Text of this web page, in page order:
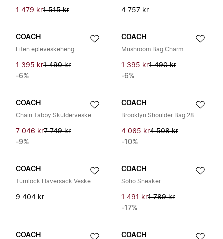
1 479 kr1 515 kr 4 757 kr
COACH
Liten epleveskeheng
1 395 kr1 490 kr
-6%
COACH
Mushroom Bag Charm
1 395 kr1 490 kr
-6%
COACH
Chain Tabby Skulderveske
7 046 kr7 749 kr
-9%
COACH
Brooklyn Shoulder Bag 28
4 065 kr4 508 kr
-10%
COACH
Turnlock Haversack Veske
9 404 kr
COACH
Soho Sneaker
1 491 kr1 789 kr
-17%
COACH COACH